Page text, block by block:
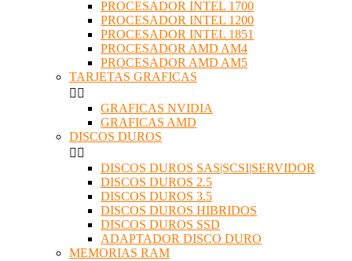
PROCESADOR INTEL 1700
PROCESADOR INTEL 1200
PROCESADOR INTEL 1851
PROCESADOR AMD AM4
PROCESADOR AMD AM5
TARJETAS GRAFICAS
 
GRAFICAS NVIDIA
GRAFICAS AMD
DISCOS DUROS
 
DISCOS DUROS SAS|SCSI|SERVIDOR
DISCOS DUROS 2.5
DISCOS DUROS 3.5
DISCOS DUROS HIBRIDOS
DISCOS DUROS SSD
ADAPTADOR DISCO DURO
MEMORIAS RAM